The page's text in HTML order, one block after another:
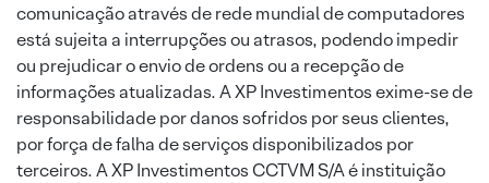
comunicação através de rede mundial de computadores
está sujeita a interrupções ou atrasos, podendo impedir
ou prejudicar o envio de ordens ou a recepção de
informações atualizadas. A XP Investimentos exime-se de
responsabilidade por danos sofridos por seus clientes,
por força de falha de serviços disponibilizados por
terceiros. A XP Investimentos CCTVM S/A é instituição